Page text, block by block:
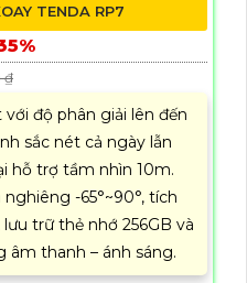
TENDA RP7
₫
với độ phân giải lên đến
sắc nét cả ngày lẫn
hỗ trợ tầm nhìn 10m.
-65°~90°, tích
trữ thẻ nhớ 256GB và
âm thanh – ánh sáng.